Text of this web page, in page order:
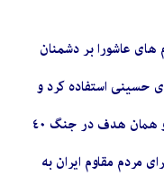
های عاشورا بر دشمنان
حسینی استفاده کرد و
تشکیلات عظیم یزیدی را در هم کوبید و همان هدف در جنگ ٤٠
مردم مقاوم ایران به